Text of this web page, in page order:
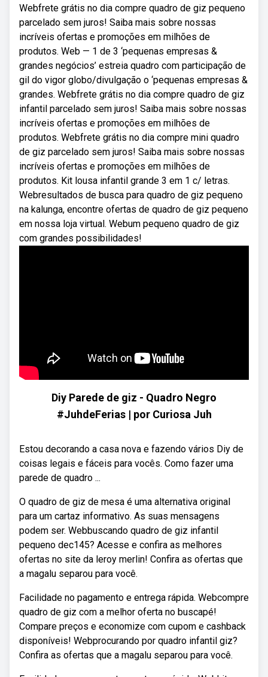
Webfrete grátis no dia compre quadro de giz pequeno
parcelado sem juros! Saiba mais sobre nossas
incríveis ofertas e promoções em milhões de
produtos. Web — 1 de 3 ‘pequenas empresas &
grandes negócios’ estreia quadro com participação de
gil do vigor globo/divulgação o ‘pequenas empresas &
grandes. Webfrete grátis no dia compre quadro de giz
infantil parcelado sem juros! Saiba mais sobre nossas
incríveis ofertas e promoções em milhões de
produtos. Webfrete grátis no dia compre mini quadro
de giz parcelado sem juros! Saiba mais sobre nossas
incríveis ofertas e promoções em milhões de
produtos. Kit lousa infantil grande 3 em 1 c/ letras.
Webresultados de busca para quadro de giz pequeno
na kalunga, encontre ofertas de quadro de giz pequeno
em nossa loja virtual. Webum pequeno quadro de giz
com grandes possibilidades!
Diy Parede de giz - Quadro Negro
#JuhdeFerias | por Curiosa Juh
Estou decorando a casa nova e fazendo vários Diy de
coisas legais e fáceis para vocês. Como fazer uma
parede de quadro ...
O quadro de giz de mesa é uma alternativa original
para um cartaz informativo. As suas mensagens
podem ser. Webbuscando quadro de giz infantil
pequeno dec145? Acesse e confira as melhores
ofertas no site da leroy merlin! Confira as ofertas que
a magalu separou para você.
Facilidade no pagamento e entrega rápida. Webcompre
quadro de giz com a melhor oferta no buscapé!
Compare preços e economize com cupom e cashback
disponíveis! Webprocurando por quadro infantil giz?
Confira as ofertas que a magalu separou para você.